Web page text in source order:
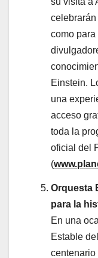
como
Einstein.
una
acceso
toda la
oficial del
(
Orquesta
para la
En una
Estable
centenario